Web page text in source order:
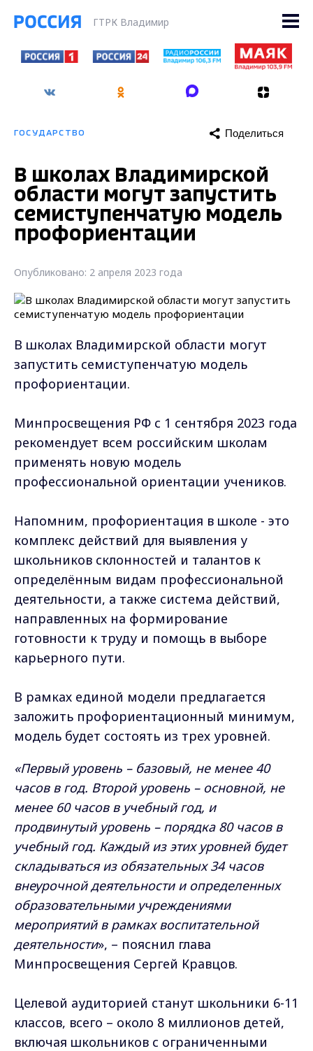
ГТРК Владимир
ГОСУДАРСТВО Поделиться
В школах Владимирской
области могут запустить
семиступенчатую модель
профориентации
Опубликовано: 2 апреля 2023 года
В школах Владимирской области могут
запустить семиступенчатую модель
профориентации.
Минпросвещения РФ с 1 сентября 2023 года
рекомендует всем российским школам
применять новую модель
профессиональной ориентации учеников.
Напомним, профориентация в школе - это
комплекс действий для выявления у
школьников склонностей и талантов к
определённым видам профессиональной
деятельности, а также система действий,
направленных на формирование
готовности к труду и помощь в выборе
карьерного пути.
В рамках единой модели предлагается
заложить профориентационный минимум,
модель будет состоять из трех уровней.
«Первый уровень – базовый, не менее 40
часов в год. Второй уровень – основной, не
менее 60 часов в учебный год, и
продвинутый уровень – порядка 80 часов в
учебный год. Каждый из этих уровней будет
складываться из обязательных 34 часов
внеурочной деятельности и определенных
образовательными учреждениями
мероприятий в рамках воспитательной
деятельности», – пояснил глава
Минпросвещения Сергей Кравцов.
Целевой аудиторией станут школьники 6-11
классов, всего – около 8 миллионов детей,
включая школьников с ограниченными